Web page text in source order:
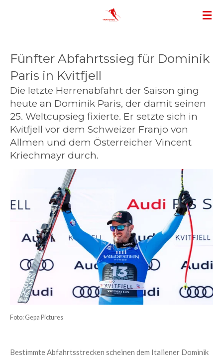
Fünfter Abfahrtssieg für Dominik
Paris in Kvitfjell
Die letzte Herrenabfahrt der Saison ging
heute an Dominik Paris, der damit seinen
25. Weltcupsieg fixierte. Er setzte sich in
Kvitfjell vor dem Schweizer Franjo von
Allmen und dem Österreicher Vincent
Kriechmayr durch.
Foto: Gepa Pictures
Bestimmte Abfahrtsstrecken scheinen dem Italiener Dominik